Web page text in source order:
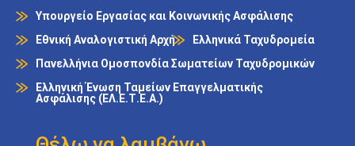
Υπουργείο Εργασίας και Κοινωνικής Ασφάλισης
Εθνική Αναλογιστική Αρχή
Ελληνικά Ταχυδρομεία
Πανελλήνια Ομοσπονδία Σωματείων Ταχυδρομικών
Ελληνική Ένωση Ταμείων Επαγγελματικής
Ασφάλισης (ΕΛ.Ε.Τ.Ε.Α.)